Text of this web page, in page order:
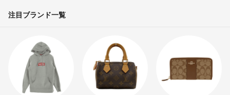
注目ブランド一覧